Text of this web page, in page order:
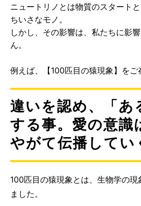
ニュートリノとは物質のスタート
ちいさなモノ。
しかし、その影響は、私たちに影
ん。
例えば、【100匹目の猿現象】をご
違いを認め、「あ
する事。愛の意識
やがて伝播してい
100匹目の猿現象とは、生物学の
ました。